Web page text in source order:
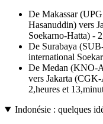
De Makassar
Hasanuddin) vers
Soekarno-Hatta) -
De Surabaya
international
De Medan (KNO-
vers Jakarta
2,heures et
Indonésie : quelques